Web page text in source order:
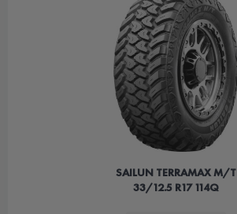
SAILUN TERRAMAX M/T
33/12.5 R17 114Q